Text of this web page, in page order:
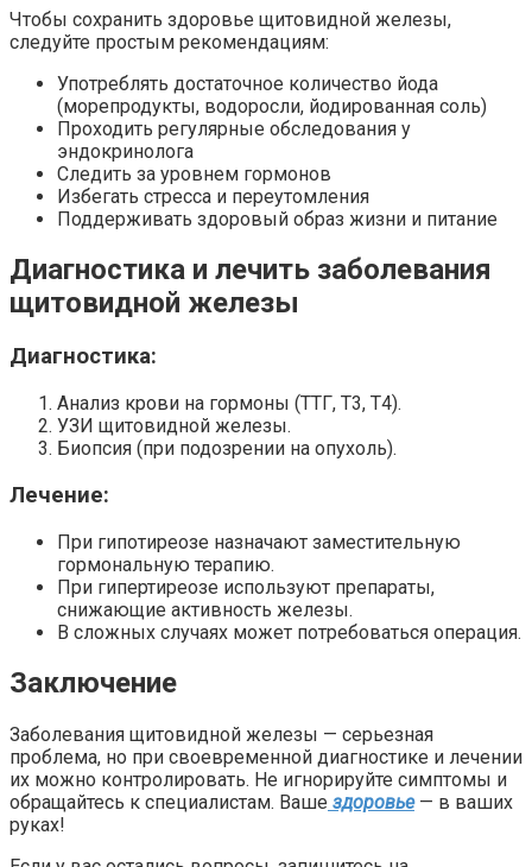
Чтобы сохранить здоровье щитовидной железы,
следуйте простым рекомендациям:
Употреблять достаточное количество йода
(морепродукты, водоросли, йодированная соль)
Проходить регулярные обследования у
эндокринолога
Следить за уровнем гормонов
Избегать стресса и переутомления
Поддерживать здоровый образ жизни и питание
Диагностика и лечить заболевания
щитовидной железы
Диагностика:
Анализ крови на гормоны (ТТГ, Т3, Т4).
УЗИ щитовидной железы.
Биопсия (при подозрении на опухоль).
Лечение:
При гипотиреозе назначают заместительную
гормональную терапию.
При гипертиреозе используют препараты,
снижающие активность железы.
В сложных случаях может потребоваться операция.
Заключение
Заболевания щитовидной железы — серьезная
проблема, но при своевременной диагностике и лечении
их можно контролировать. Не игнорируйте симптомы и
обращайтесь к специалистам. Ваше здоровье— в ваших
руках!